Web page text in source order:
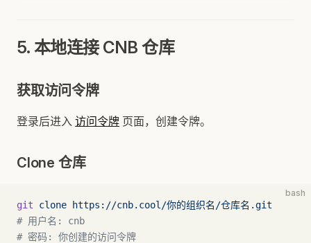
5. 本地连接 CNB 仓库
获取访问令牌
登录后进入 访问令牌 页面，创建令牌。
Clone 仓库
bash
git clone https://cnb.cool/你的组织名/仓库名.git
# 用户名: cnb
# 密码: 你创建的访问令牌